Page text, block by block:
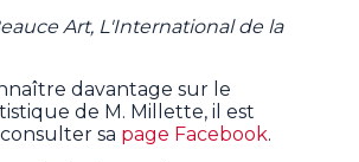
Art, L'International de la
davantage sur le
de M. Millette, il est
sa page Facebook.